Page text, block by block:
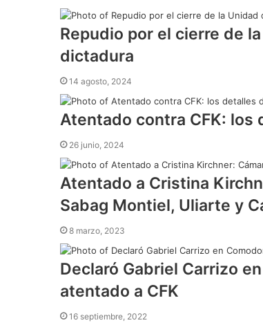
Repudio por el cierre de
dictadura
14 agosto, 2024
Atentado contra CFK: los
26 junio, 2024
Atentado a Cristina
Sabag Montiel, Uliarte y
8 marzo, 2023
Declaró Gabriel Carrizo
atentado a CFK
16 septiembre, 2022